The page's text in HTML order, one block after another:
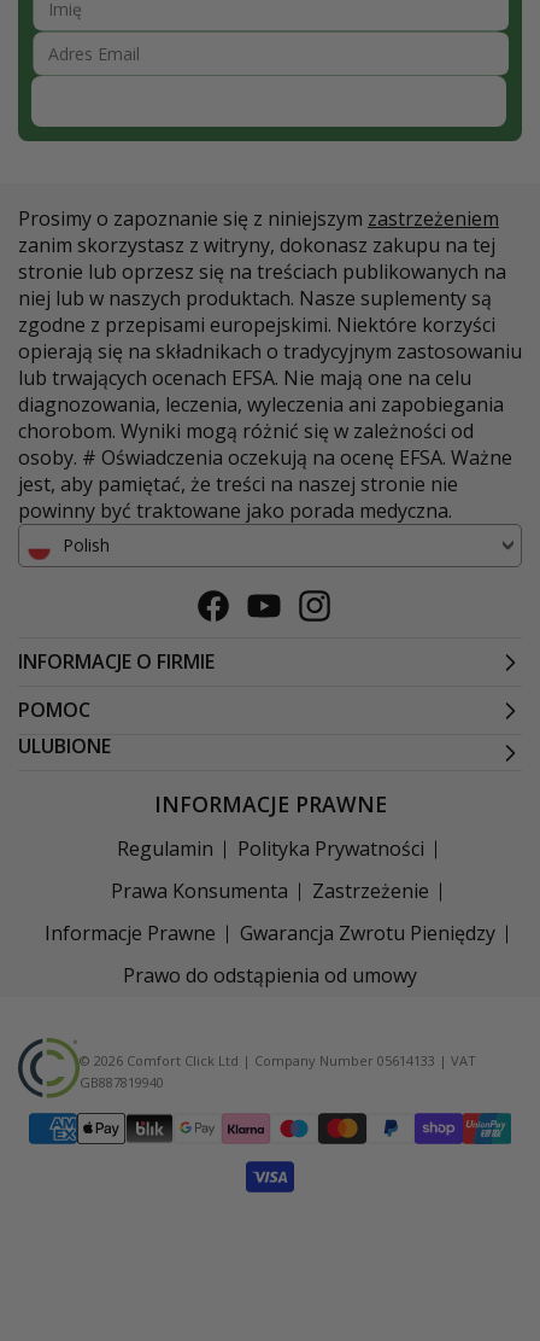
Prosimy o zapoznanie się z niniejszym zastrzeżeniem
zanim skorzystasz z witryny, dokonasz zakupu na tej
stronie lub oprzesz się na treściach publikowanych na
niej lub w naszych produktach. Nasze suplementy są
zgodne z przepisami europejskimi. Niektóre korzyści
opierają się na składnikach o tradycyjnym zastosowaniu
lub trwających ocenach EFSA. Nie mają one na celu
diagnozowania, leczenia, wyleczenia ani zapobiegania
chorobom. Wyniki mogą różnić się w zależności od
osoby. # Oświadczenia oczekują na ocenę EFSA. Ważne
jest, aby pamiętać, że treści na naszej stronie nie
powinny być traktowane jako porada medyczna.
Polish
FacebookYoutubeInstagram
INFORMACJE O FIRMIE
POMOC
ULUBIONE
INFORMACJE PRAWNE
Regulamin
Polityka Prywatności
Prawa Konsumenta
Zastrzeżenie
Informacje Prawne
Gwarancja Zwrotu Pieniędzy
Prawo do odstąpienia od umowy
© 2026 Comfort Click Ltd | Company Number 05614133 | VAT
GB887819940